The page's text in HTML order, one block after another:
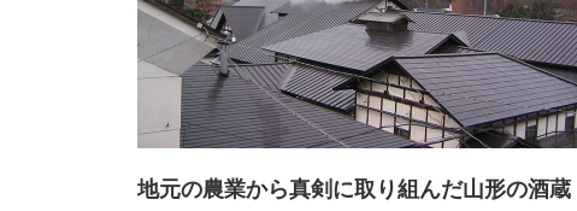
地元の農業から真剣に取り組んだ山形の酒蔵